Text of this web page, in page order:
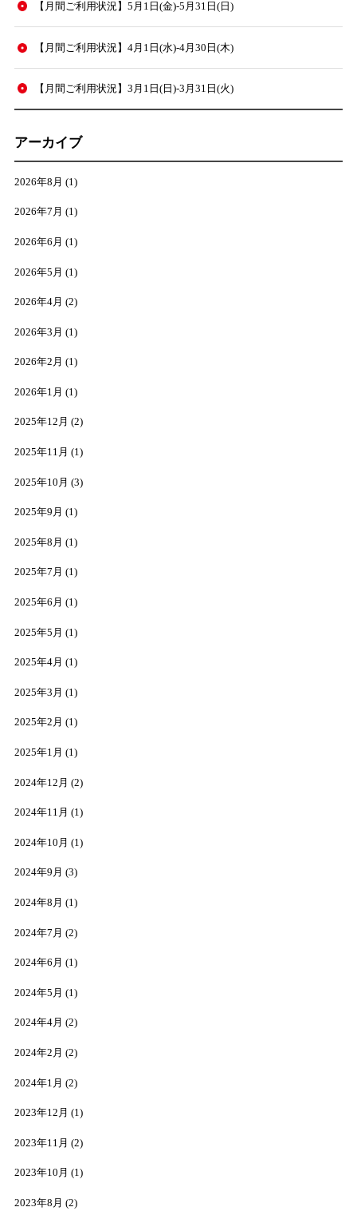
【月間ご利用状況】5月1日(金)-5月31日(日)
【月間ご利用状況】4月1日(水)-4月30日(木)
【月間ご利用状況】3月1日(日)-3月31日(火)
アーカイブ
2026年8月 (1)
2026年7月 (1)
2026年6月 (1)
2026年5月 (1)
2026年4月 (2)
2026年3月 (1)
2026年2月 (1)
2026年1月 (1)
2025年12月 (2)
2025年11月 (1)
2025年10月 (3)
2025年9月 (1)
2025年8月 (1)
2025年7月 (1)
2025年6月 (1)
2025年5月 (1)
2025年4月 (1)
2025年3月 (1)
2025年2月 (1)
2025年1月 (1)
2024年12月 (2)
2024年11月 (1)
2024年10月 (1)
2024年9月 (3)
2024年8月 (1)
2024年7月 (2)
2024年6月 (1)
2024年5月 (1)
2024年4月 (2)
2024年2月 (2)
2024年1月 (2)
2023年12月 (1)
2023年11月 (2)
2023年10月 (1)
2023年8月 (2)